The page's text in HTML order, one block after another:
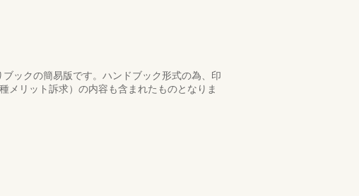
ックの簡易版です。ハンドブック形式の為、印
メリット訴求）の内容も含まれたものとなりま